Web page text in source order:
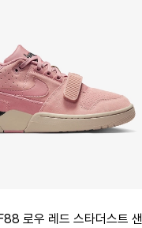
로우 레드 스타더스트 샌